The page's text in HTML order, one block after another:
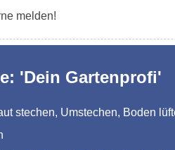
melden!
'Dein Gartenprofi'
stechen, Umstechen, Boden